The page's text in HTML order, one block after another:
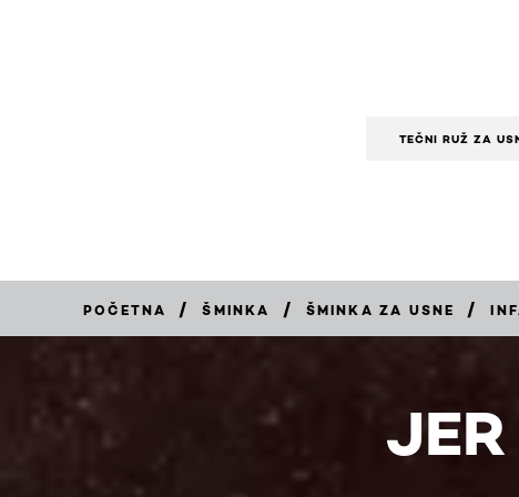
TEČNI RUŽ ZA
POČETNA / ŠMINKA / ŠMINKA ZA USNE /